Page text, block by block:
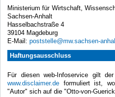
Ministerium für Wirtschaft,
Sachsen-Anhalt
Hasselbachstraße 4
39104 Magdeburg
E-Mail: poststelle@mw.sachsen-
Haftungsausschluss
Für diesen web-Infoservice gilt
www.disclaimer.de formuliert ist,
"Autor" sich auf die "Otto-von-